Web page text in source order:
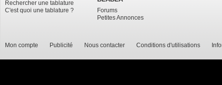
Rechercher une tablature
C'est quoi une tablature ?
Forums
Petites Annonces
Mon compte Publicité Nous contacter Conditions d'utilisations